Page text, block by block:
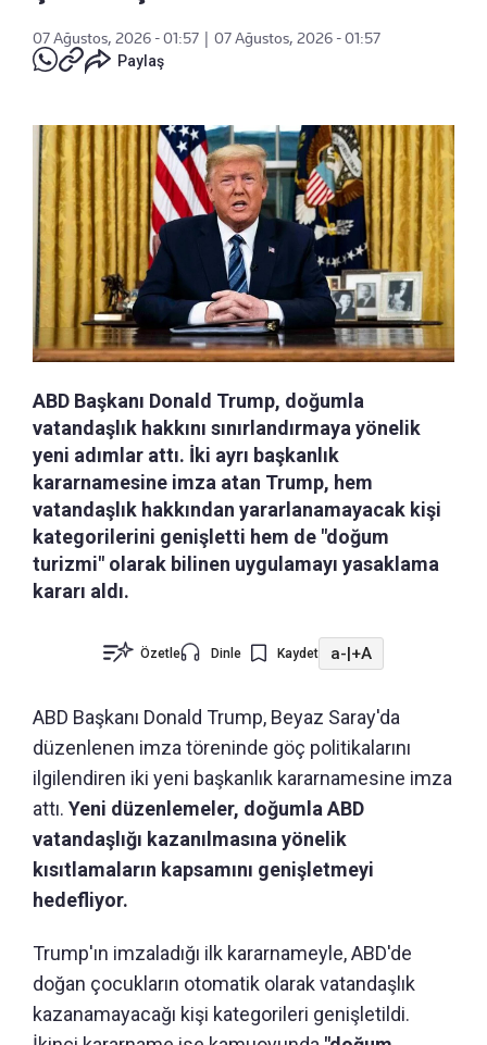
07 Ağustos, 2026 - 01:57
07 Ağustos, 2026 - 01:57
Paylaş
ABD Başkanı Donald Trump, doğumla
vatandaşlık hakkını sınırlandırmaya yönelik
yeni adımlar attı. İki ayrı başkanlık
kararnamesine imza atan Trump, hem
vatandaşlık hakkından yararlanamayacak kişi
kategorilerini genişletti hem de "doğum
turizmi" olarak bilinen uygulamayı yasaklama
kararı aldı.
Özetle Dinle Kaydet a-|+A
ABD Başkanı Donald Trump, Beyaz Saray'da
düzenlenen imza töreninde göç politikalarını
ilgilendiren iki yeni başkanlık kararnamesine imza
attı. Yeni düzenlemeler, doğumla ABD
vatandaşlığı kazanılmasına yönelik
kısıtlamaların kapsamını genişletmeyi
hedefliyor.
Trump'ın imzaladığı ilk kararnameyle, ABD'de
doğan çocukların otomatik olarak vatandaşlık
kazanamayacağı kişi kategorileri genişletildi.